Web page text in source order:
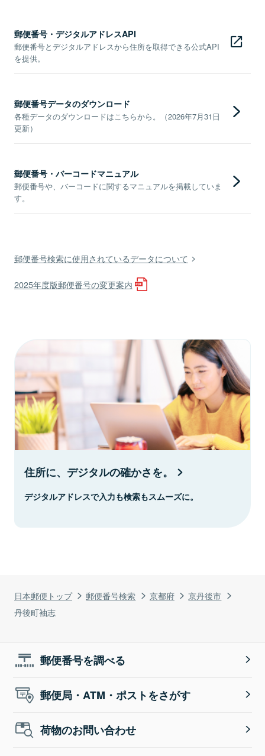
日本郵便トップ 郵便番号検索 京都府
京丹後市
丹後町袖志
郵便番号・デジタルアドレスAPI
郵便番号とデジタルアドレスから住所を取得できる公式API
を提供。
郵便番号データのダウンロード
各種データのダウンロードはこちらから。（2026年7月31日
更新）
郵便番号・バーコードマニュアル
郵便番号や、バーコードに関するマニュアルを掲載していま
す。
郵便番号検索に使用されているデータについて
2025年度版郵便番号の変更案内
住所に、デジタルの確かさを。
デジタルアドレスで入力も検索もスムーズに。
郵便番号を調べる
郵便局・ATM・ポストをさがす
荷物のお問い合わせ